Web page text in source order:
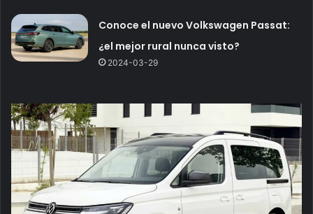
Conoce el nuevo Volkswagen Passat:
¿el mejor rural nunca visto?
2024-03-29